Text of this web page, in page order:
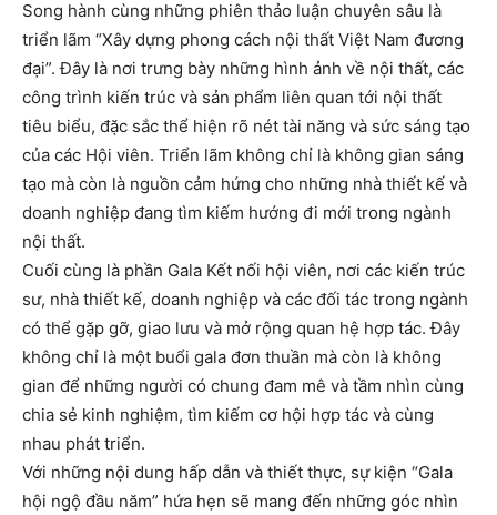
Song hành cùng những phiên thảo luận chuyên sâu là
triển lãm “Xây dựng phong cách nội thất Việt Nam đương
đại”. Đây là nơi trưng bày những hình ảnh về nội thất, các
công trình kiến trúc và sản phẩm liên quan tới nội thất
tiêu biểu, đặc sắc thể hiện rõ nét tài năng và sức sáng tạo
của các Hội viên. Triển lãm không chỉ là không gian sáng
tạo mà còn là nguồn cảm hứng cho những nhà thiết kế và
doanh nghiệp đang tìm kiếm hướng đi mới trong ngành
nội thất.
Cuối cùng là phần Gala Kết nối hội viên, nơi các kiến trúc
sư, nhà thiết kế, doanh nghiệp và các đối tác trong ngành
có thể gặp gỡ, giao lưu và mở rộng quan hệ hợp tác. Đây
không chỉ là một buổi gala đơn thuần mà còn là không
gian để những người có chung đam mê và tầm nhìn cùng
chia sẻ kinh nghiệm, tìm kiếm cơ hội hợp tác và cùng
nhau phát triển.
Với những nội dung hấp dẫn và thiết thực, sự kiện “Gala
hội ngộ đầu năm” hứa hẹn sẽ mang đến những góc nhìn